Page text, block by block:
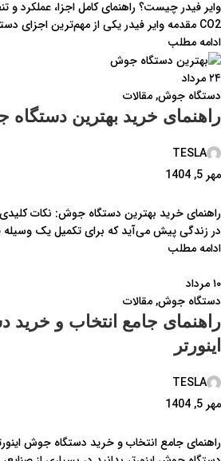
وایر فیدر چیست؟ راهنمای کامل اجزا، عملکرد
CO2 مقدمه وایر فیدر یکی از مهم‌ترین اجزای دستگاه جوش CO2 (میگ مگ...
ادامه مطلب
۲۴مرداد
دستگاه جوش,مقالات
راهنمای خرید بهترین
TESLA
مهر 5, 1404
راهنمای خرید بهترین دستگاه جوش: نکات
در زندگی پیش می‌آید که برای تکمیل یک وسیله
ادامه مطلب
۱۰مرداد
دستگاه جوش,مقالات
راهنمای جامع انتخاب و
اینورتر
TESLA
مهر 5, 1404
راهنمای جامع انتخاب و خرید دستگاه جوش